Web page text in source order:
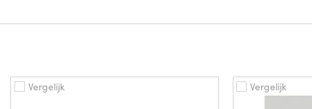
Vergelijk Vergelijk